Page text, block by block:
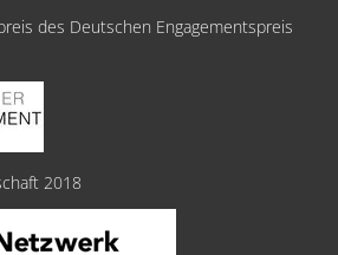
des Deutschen Engagementspreis
2018